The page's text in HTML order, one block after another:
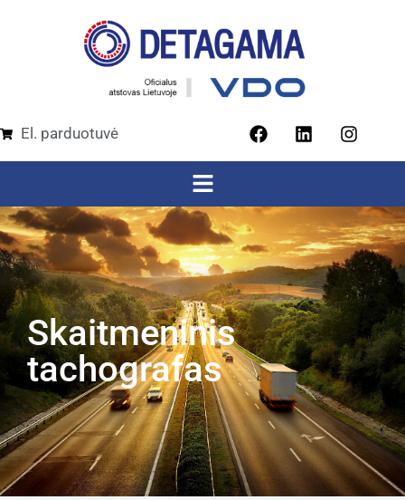
El. parduotuvė
Skaitmeninis
tachografas